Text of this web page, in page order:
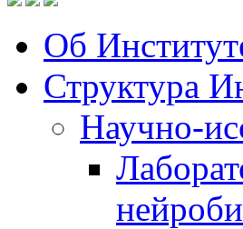
Об
Структура
Научно-